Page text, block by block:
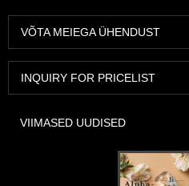
VÕTA MEIEGA ÜHENDUST
INQUIRY FOR PRICELIST
VIIMASED UUDISED